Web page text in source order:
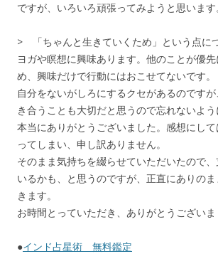
ですが、いろいろ頑張ってみようと思います
> 「ちゃんと生きていくため」という点に
ヨガや瞑想に興味あります。他のことが優
め、興味だけで行動にはおこせてないです。
自分をないがしろにするクセがあるのです
き合うことも大切だと思うので忘れないよう
本当にありがとうございました。感想にし
ってしまい、申し訳ありません。
そのまま気持ちを綴らせていただいたので
いるかも、と思うのですが、正直にありの
きます。
お時間とっていただき、ありがとうございま
●インド占星術 無料鑑定